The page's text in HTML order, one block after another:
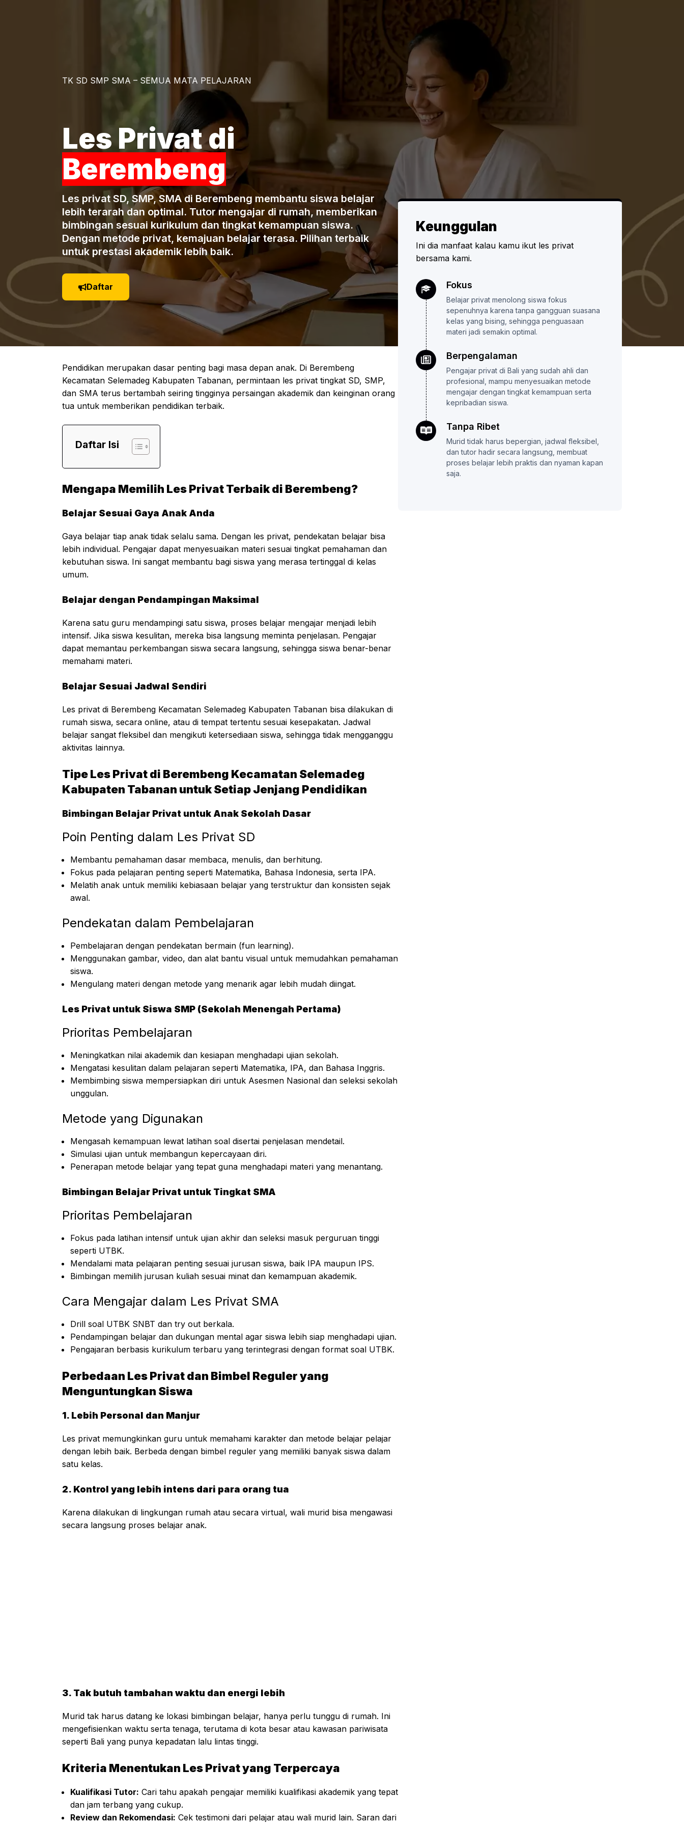
TK SD SMP SMA – SEMUA MATA PELAJARAN
Les Privat di
Berembeng
Les privat SD, SMP, SMA di Berembeng membantu siswa belajar
lebih terarah dan optimal. Tutor mengajar di rumah, memberikan
bimbingan sesuai kurikulum dan tingkat kemampuan siswa.
Dengan metode privat, kemajuan belajar terasa. Pilihan terbaik
untuk prestasi akademik lebih baik.
Daftar
Pendidikan merupakan dasar penting bagi masa depan anak. Di Berembeng
Kecamatan Selemadeg Kabupaten Tabanan, permintaan les privat tingkat SD, SMP,
dan SMA terus bertambah seiring tingginya persaingan akademik dan keinginan orang
tua untuk memberikan pendidikan terbaik.
Daftar Isi
Mengapa Memilih Les Privat Terbaik di Berembeng?
Belajar Sesuai Gaya Anak Anda
Gaya belajar tiap anak tidak selalu sama. Dengan les privat, pendekatan belajar bisa
lebih individual. Pengajar dapat menyesuaikan materi sesuai tingkat pemahaman dan
kebutuhan siswa. Ini sangat membantu bagi siswa yang merasa tertinggal di kelas
umum.
Belajar dengan Pendampingan Maksimal
Karena satu guru mendampingi satu siswa, proses belajar mengajar menjadi lebih
intensif. Jika siswa kesulitan, mereka bisa langsung meminta penjelasan. Pengajar
dapat memantau perkembangan siswa secara langsung, sehingga siswa benar-benar
memahami materi.
Belajar Sesuai Jadwal Sendiri
Les privat di Berembeng Kecamatan Selemadeg Kabupaten Tabanan bisa dilakukan di
rumah siswa, secara online, atau di tempat tertentu sesuai kesepakatan. Jadwal
belajar sangat fleksibel dan mengikuti ketersediaan siswa, sehingga tidak mengganggu
aktivitas lainnya.
Tipe Les Privat di Berembeng Kecamatan Selemadeg
Kabupaten Tabanan untuk Setiap Jenjang Pendidikan
Bimbingan Belajar Privat untuk Anak Sekolah Dasar
Poin Penting dalam Les Privat SD
Membantu pemahaman dasar membaca, menulis, dan berhitung.
Fokus pada pelajaran penting seperti Matematika, Bahasa Indonesia, serta IPA.
Melatih anak untuk memiliki kebiasaan belajar yang terstruktur dan konsisten sejak
awal.
Pendekatan dalam Pembelajaran
Pembelajaran dengan pendekatan bermain (fun learning).
Menggunakan gambar, video, dan alat bantu visual untuk memudahkan pemahaman
siswa.
Mengulang materi dengan metode yang menarik agar lebih mudah diingat.
Les Privat untuk Siswa SMP (Sekolah Menengah Pertama)
Prioritas Pembelajaran
Meningkatkan nilai akademik dan kesiapan menghadapi ujian sekolah.
Mengatasi kesulitan dalam pelajaran seperti Matematika, IPA, dan Bahasa Inggris.
Membimbing siswa mempersiapkan diri untuk Asesmen Nasional dan seleksi sekolah
unggulan.
Metode yang Digunakan
Mengasah kemampuan lewat latihan soal disertai penjelasan mendetail.
Simulasi ujian untuk membangun kepercayaan diri.
Penerapan metode belajar yang tepat guna menghadapi materi yang menantang.
Bimbingan Belajar Privat untuk Tingkat SMA
Prioritas Pembelajaran
Fokus pada latihan intensif untuk ujian akhir dan seleksi masuk perguruan tinggi
seperti UTBK.
Mendalami mata pelajaran penting sesuai jurusan siswa, baik IPA maupun IPS.
Bimbingan memilih jurusan kuliah sesuai minat dan kemampuan akademik.
Cara Mengajar dalam Les Privat SMA
Drill soal UTBK SNBT dan try out berkala.
Pendampingan belajar dan dukungan mental agar siswa lebih siap menghadapi ujian.
Pengajaran berbasis kurikulum terbaru yang terintegrasi dengan format soal UTBK.
Perbedaan Les Privat dan Bimbel Reguler yang
Menguntungkan Siswa
1. Lebih Personal dan Manjur
Les privat memungkinkan guru untuk memahami karakter dan metode belajar pelajar
dengan lebih baik. Berbeda dengan bimbel reguler yang memiliki banyak siswa dalam
satu kelas.
2. Kontrol yang lebih intens dari para orang tua
Karena dilakukan di lingkungan rumah atau secara virtual, wali murid bisa mengawasi
secara langsung proses belajar anak.
3. Tak butuh tambahan waktu dan energi lebih
Murid tak harus datang ke lokasi bimbingan belajar, hanya perlu tunggu di rumah. Ini
mengefisienkan waktu serta tenaga, terutama di kota besar atau kawasan pariwisata
seperti Bali yang punya kepadatan lalu lintas tinggi.
Kriteria Menentukan Les Privat yang Terpercaya
Kualifikasi Tutor: Cari tahu apakah pengajar memiliki kualifikasi akademik yang tepat
dan jam terbang yang cukup.
Review dan Rekomendasi: Cek testimoni dari pelajar atau wali murid lain. Saran dari
Keunggulan
Ini dia manfaat kalau kamu ikut les privat
bersama kami.
Fokus
Belajar privat menolong siswa fokus
sepenuhnya karena tanpa gangguan suasana
kelas yang bising, sehingga penguasaan
materi jadi semakin optimal.
Berpengalaman
Pengajar privat di Bali yang sudah ahli dan
profesional, mampu menyesuaikan metode
mengajar dengan tingkat kemampuan serta
kepribadian siswa.
Tanpa Ribet
Murid tidak harus bepergian, jadwal fleksibel,
dan tutor hadir secara langsung, membuat
proses belajar lebih praktis dan nyaman kapan
saja.